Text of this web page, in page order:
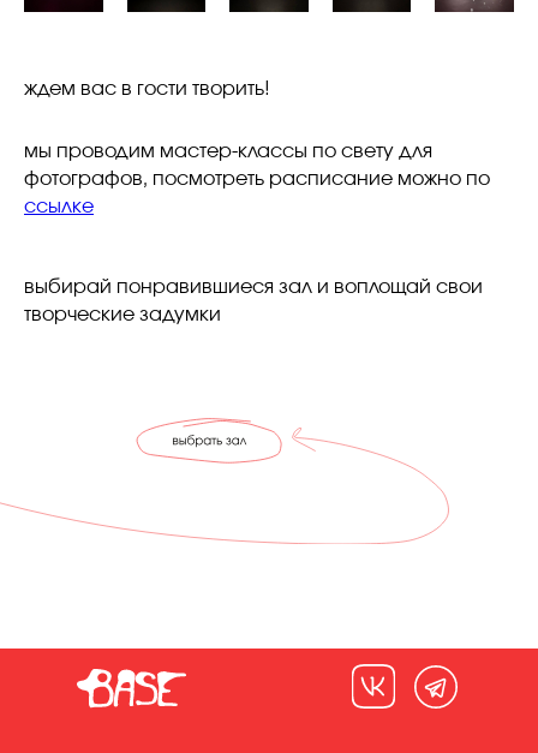
ждем вас в гости творить!
мы проводим мастер-классы по свету для
фотографов, посмотреть расписание можно по
ссылке
выбирай понравившиеся зал и воплощай свои
творческие задумки